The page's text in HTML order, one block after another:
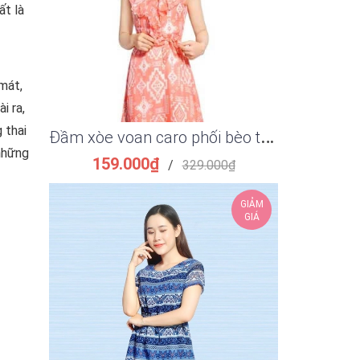
là
ra,
thai
Đ
ầm xòe voan caro phối bèo thắt eo thanh lịch
159.000₫ / 329.000₫
GIẢM
GIÁ